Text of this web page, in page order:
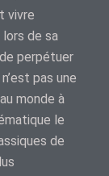
vivre
lors de sa
perpétuer
pas une
monde à
le
de